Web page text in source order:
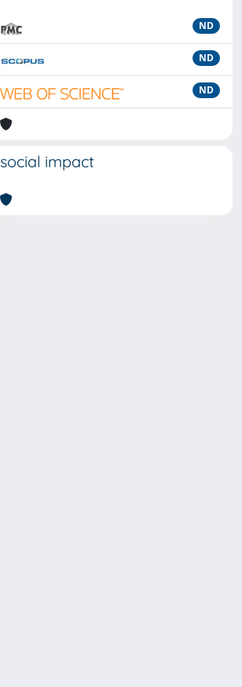
ND
ND
ND
social impact